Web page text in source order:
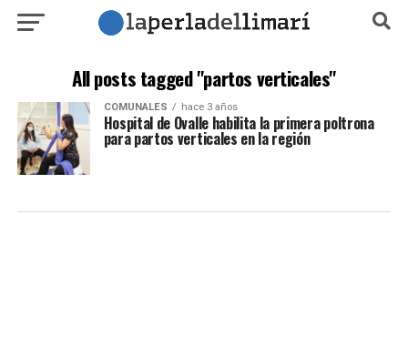
All posts tagged "partos verticales"
COMUNALES hace 3 años
Hospital de Ovalle habilita la primera poltrona
para partos verticales en la región